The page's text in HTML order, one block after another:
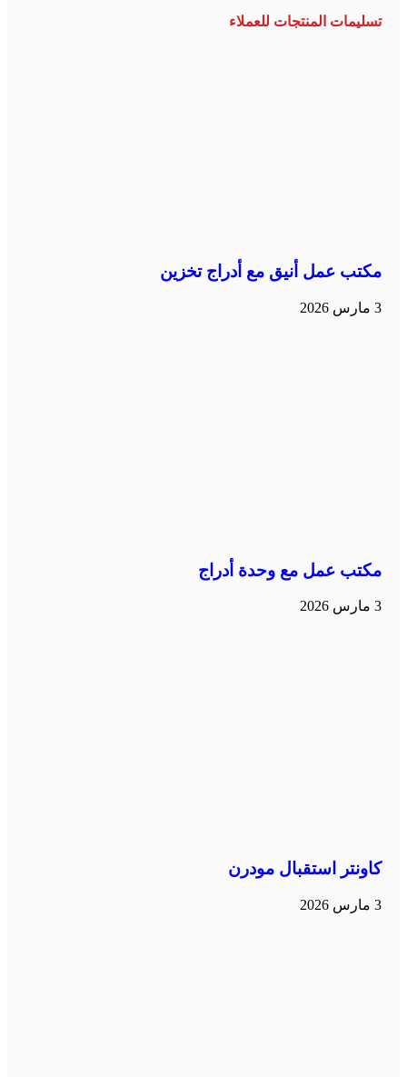
تسليمات المنتجات للعملاء
مكتب عمل أنيق مع أدراج تخزين
3 مارس 2026
مكتب عمل مع وحدة أدراج
3 مارس 2026
كاونتر استقبال مودرن
3 مارس 2026